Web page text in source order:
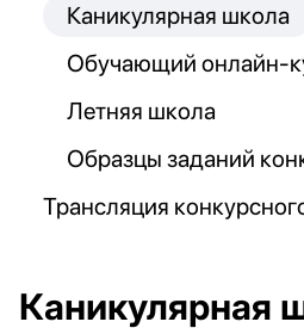
Каникулярная школа
Обучающий онлайн-
Летняя школа
Образцы заданий
Трансляция
Каникулярная